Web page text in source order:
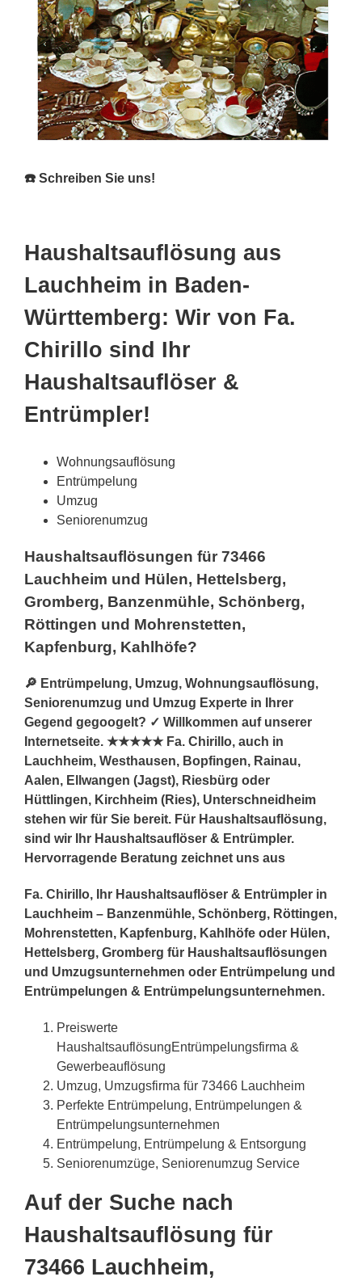
☎️ Schreiben Sie uns!
Haushaltsauflösung aus
Lauchheim in Baden-
Württemberg: Wir von Fa.
Chirillo sind Ihr
Haushaltsauflöser &
Entrümpler!
Wohnungsauflösung
Entrümpelung
Umzug
Seniorenumzug
Haushaltsauflösungen für 73466
Lauchheim und Hülen, Hettelsberg,
Gromberg, Banzenmühle, Schönberg,
Röttingen und Mohrenstetten,
Kapfenburg, Kahlhöfe?
🔎 Entrümpelung, Umzug, Wohnungsauflösung,
Seniorenumzug und Umzug Experte in Ihrer
Gegend gegoogelt? ✓ Willkommen auf unserer
Internetseite. ★★★★★ Fa. Chirillo, auch in
Lauchheim, Westhausen, Bopfingen, Rainau,
Aalen, Ellwangen (Jagst), Riesbürg oder
Hüttlingen, Kirchheim (Ries), Unterschneidheim
stehen wir für Sie bereit. Für Haushaltsauflösung,
sind wir Ihr Haushaltsauflöser & Entrümpler.
Hervorragende Beratung zeichnet uns aus
Fa. Chirillo, Ihr Haushaltsauflöser & Entrümpler in
Lauchheim – Banzenmühle, Schönberg, Röttingen,
Mohrenstetten, Kapfenburg, Kahlhöfe oder Hülen,
Hettelsberg, Gromberg für Haushaltsauflösungen
und Umzugsunternehmen oder Entrümpelung und
Entrümpelungen & Entrümpelungsunternehmen.
Preiswerte
HaushaltsauflösungEntrümpelungsfirma &
Gewerbeauflösung
Umzug, Umzugsfirma für 73466 Lauchheim
Perfekte Entrümpelung, Entrümpelungen &
Entrümpelungsunternehmen
Entrümpelung, Entrümpelung & Entsorgung
Seniorenumzüge, Seniorenumzug Service
Auf der Suche nach
Haushaltsauflösung für
73466 Lauchheim,